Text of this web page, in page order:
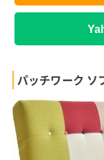
パッチワーク ソ